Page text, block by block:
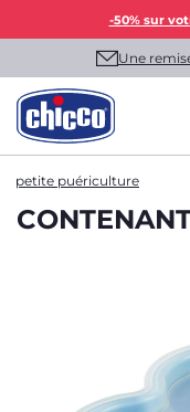
-50% sur
Une
petite puériculture